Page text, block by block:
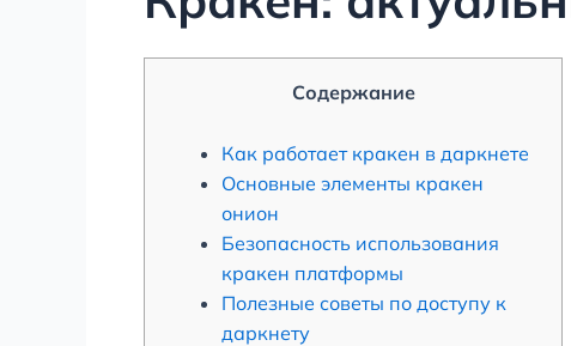
Содержание
Как работает кракен в даркнете
Основные элементы кракен
онион
Безопасность использования
кракен платформы
Полезные советы по доступу к
даркнету